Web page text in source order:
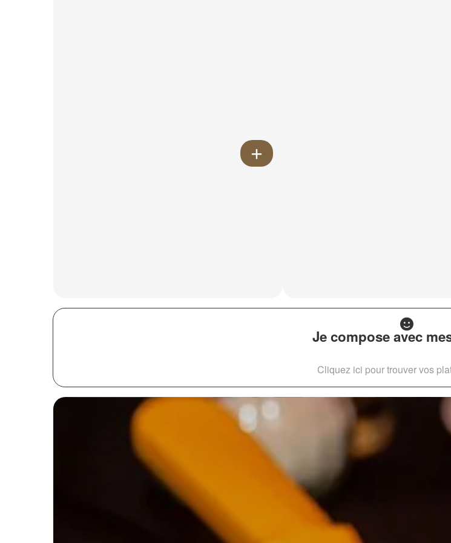
Je compose avec
Cliquez ici pour trouver vos